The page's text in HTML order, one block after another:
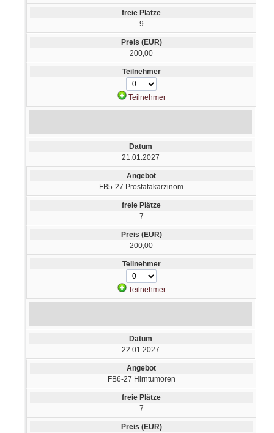
9
200,00
Teilnehmer
21.01.2027
FB5-27 Prostatakarzinom
7
200,00
Teilnehmer
22.01.2027
FB6-27 Hirntumoren
7